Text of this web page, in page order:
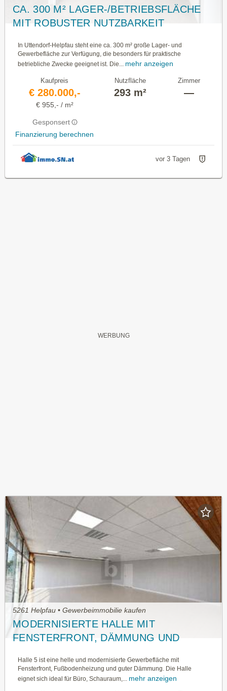
CA. 300 M² LAGER-/BETRIEBSFLÄCHE
MIT ROBUSTER NUTZBARKEIT
In Uttendorf-Helpfau steht eine ca. 300 m² große Lager- und
Gewerbefläche zur Verfügung, die besonders für praktische
betriebliche Zwecke geeignet ist. Die...
mehr anzeigen
Kaufpreis
€ 280.000,-
€ 955,- / m²
Gesponsert
Finanzierung berechnen
Nutzfläche
293 m²
Zimmer
—
vor 3 Tagen
5261 Helpfau • Gewerbeimmobilie kaufen
MODERNISIERTE HALLE MIT
FENSTERFRONT, DÄMMUNG UND
Halle 5 ist eine helle und modernisierte Gewerbefläche mit
Fensterfront, Fußbodenheizung und guter Dämmung. Die Halle
eignet sich ideal für Büro, Schauraum,... mehr anzeigen